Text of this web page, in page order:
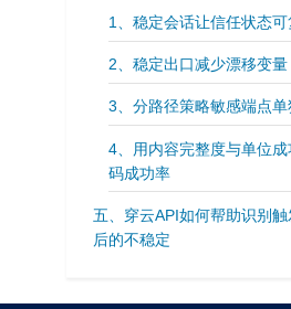
1、稳定会话让信任状态可
2、稳定出口减少漂移变量
3、分路径策略敏感端点单
4、用内容完整度与单位
码成功率
五、穿云API如何帮助识别
后的不稳定